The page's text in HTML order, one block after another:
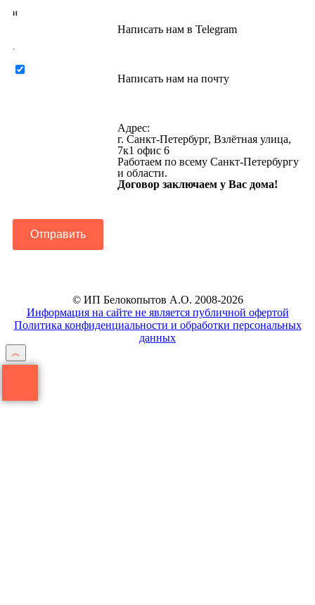
и
.
Отправить
Написать нам в Telegram
Написать нам на почту
Адрес:
г. Санкт-Петербург, Взлётная улица,
7к1 офис 6
Работаем по всему Санкт-Петербургу
и области.
Договор заключаем у Вас дома!
© ИП Белокопытов А.О. 2008-2026
Информация на сайте не является публичной офертой
Политика конфиденциальности и обработки персональных
данных